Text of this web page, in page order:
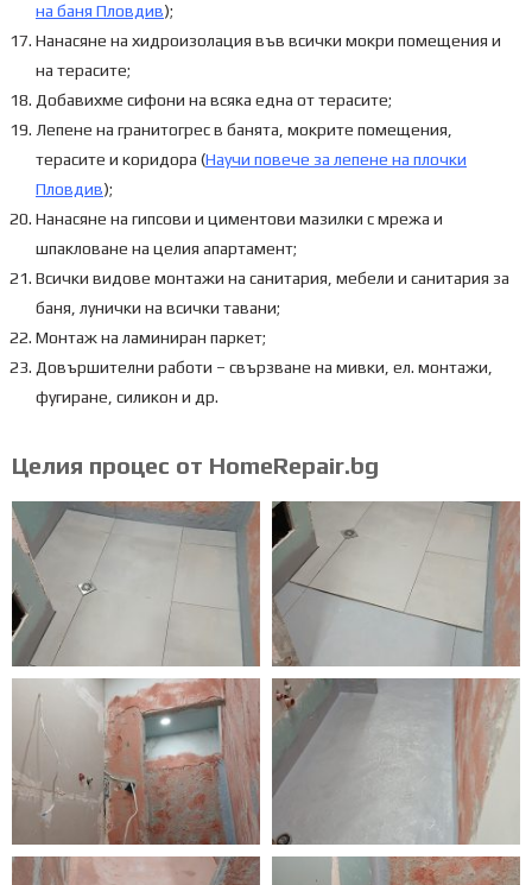
на баня Пловдив);
Нанасяне на хидроизолация във всички мокри помещения и
на терасите;
Добавихме сифони на всяка една от терасите;
Лепене на гранитогрес в банята, мокрите помещения,
терасите и коридора (Научи повече за лепене на плочки
Пловдив);
Нанасяне на гипсови и циментови мазилки с мрежа и
шпакловане на целия апартамент;
Всички видове монтажи на санитария, мебели и санитария за
баня, лунички на всички тавани;
Монтаж на ламиниран паркет;
Довършителни работи – свързване на мивки, ел. монтажи,
фугиране, силикон и др.
Целия процес от HomeRepair.bg